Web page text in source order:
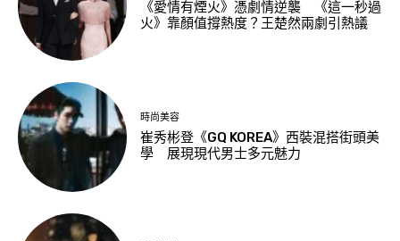
《愛情有煙火》憑劇情逆襲 《這一秒過
火》靠顏值撐熱度？王楚然兩劇引熱議
時尚美容
崔秀彬登《GQ KOREA》西裝混搭街頭美
學 展現現代男士多元魅力